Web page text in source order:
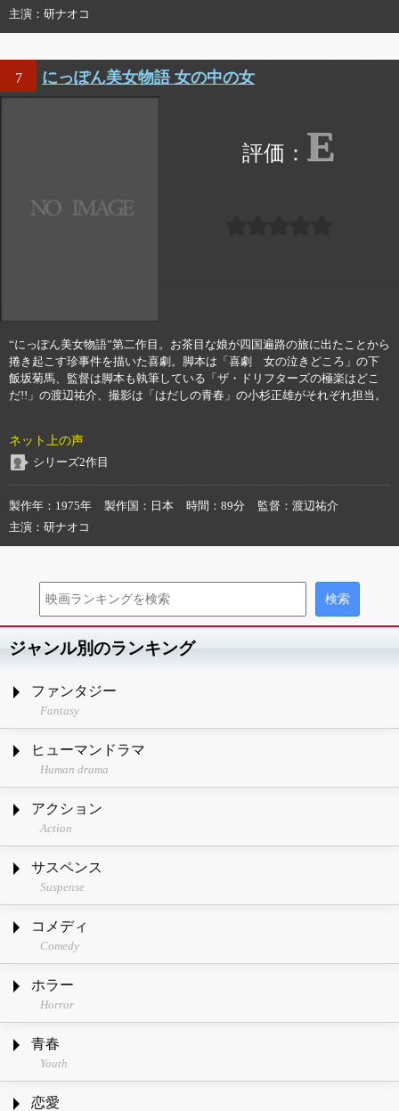
主演
研ナオコ
7 にっぽん美女物語 女の中の女
E
“にっぽん美女物語”第二作目。お茶目な娘が四国遍路の旅に出たことから
捲き起こす珍事件を描いた喜劇。脚本は「喜劇 女の泣きどころ」の下
飯坂菊馬、監督は脚本も執筆している「ザ・ドリフターズの極楽はどこ
だ!!」の渡辺祐介、撮影は「はだしの青春」の小杉正雄がそれぞれ担当。
ネット上の声
シリーズ2作目
製作年 1975年 製作国 日本 時間 89分 監督
渡辺祐介
主演
研ナオコ
ジャンル別のランキング
ファンタジー
Fantasy
ヒューマンドラマ
Human drama
アクション
Action
サスペンス
Suspense
コメディ
Comedy
ホラー
Horror
青春
Youth
恋愛